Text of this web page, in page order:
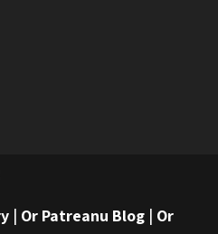
| Or Patreanu Blog | Or